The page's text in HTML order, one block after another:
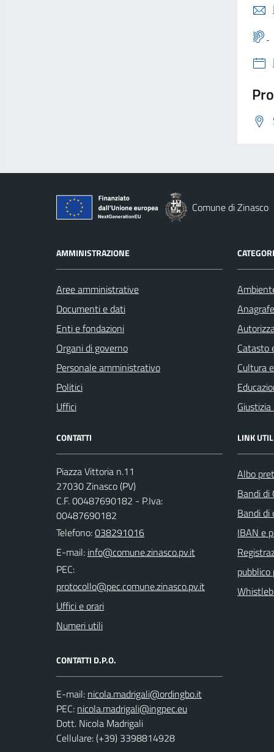
Comune di Zinasco
AMMINISTRAZIONE
Aree amministrative
Documenti e dati
Enti e fondazioni
Organi di governo
Personale amministrativo
Politici
Uffici
Catasto
Cultura
CONTATTI
Piazza Vittoria n.11
27030 Zinasco (PV)
C.F. 00487690182 - P.Iva:
00487690182
Telefono:038291016
E-mail:
PEC:
Uffici e orari
Numeri utili
CONTATTI D.P.O.
E-mail:
PEC:
Dott. Nicola Madrigali
Cellulare: (+39) 3398814928
LINK
Albo
Bandi di
Bandi di
IBAN e